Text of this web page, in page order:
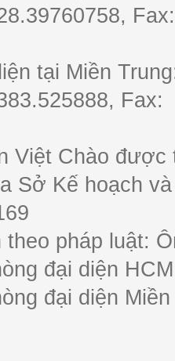
tại Miền
Việt Chào được
Sở Kế hoạch
pháp luật:
đại diện
đại diện